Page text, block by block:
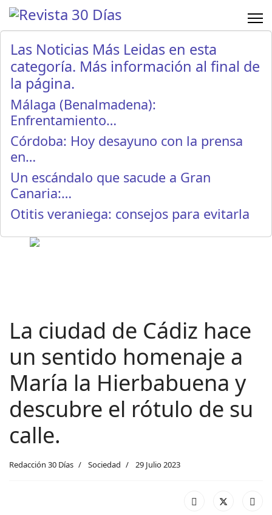
Las Noticias Más Leidas en esta
categoría. Más información al final de
la página.
Málaga (Benalmadena):
Enfrentamiento…
Córdoba: Hoy desayuno con la prensa
en…
Un escándalo que sacude a Gran
Canaria:…
Otitis veraniega: consejos para evitarla
La ciudad de Cádiz hace
un sentido homenaje a
María la Hierbabuena y
descubre el rótulo de su
calle.
Redacción 30 Días Sociedad 29 Julio 2023